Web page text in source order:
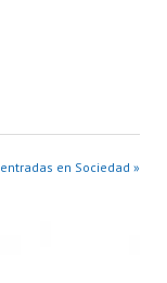
en Sociedad »